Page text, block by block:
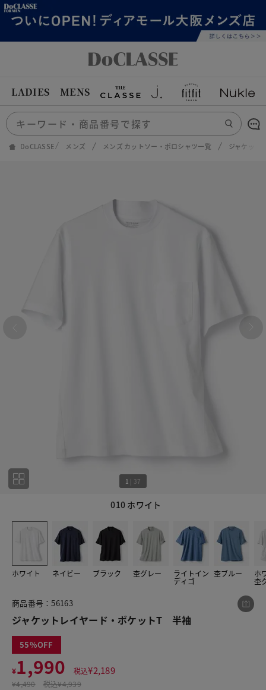
LADIES MENS
DoCLASSE メンズ メンズ カットソー・ポロシャツ一覧 ジャケット
010 ホワイト
1 | 37
ホワイト ネイビー ブラック 杢グレー ライトイン
ディゴ
杢ブルー ホ
杢
商品番号：56163
ジャケットレイヤード・ポケットT 半袖
55
¥1,990 税込¥2,189
¥4,490 税込¥4,939
この商品をシェアする
ジャケットレイヤード・ポケットT 半袖
¥1,990
税込¥2,189